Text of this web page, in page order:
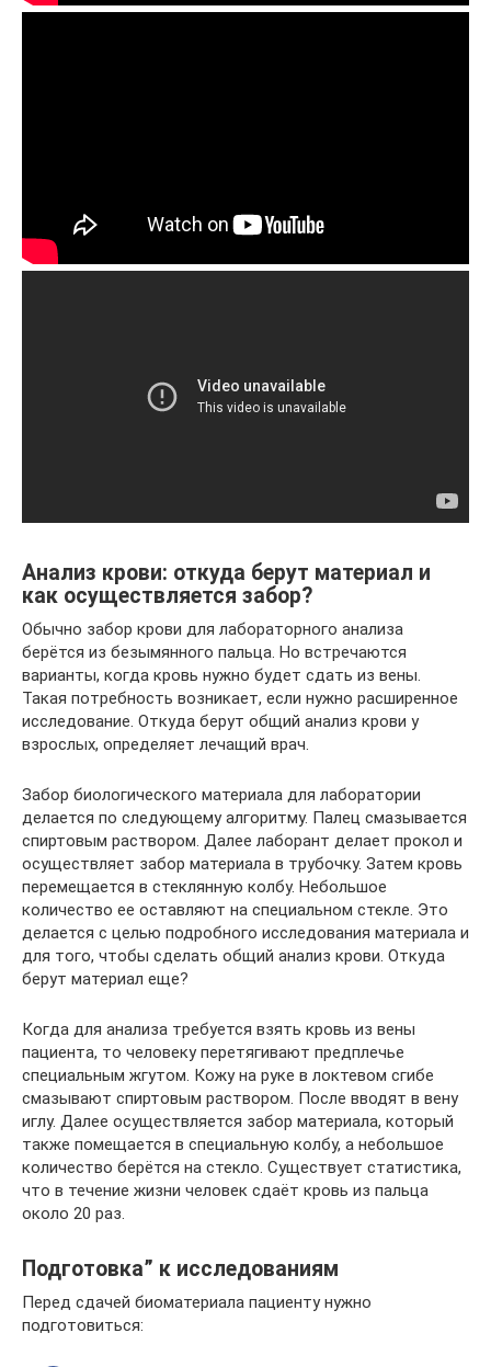
Анализ крови: откуда берут материал и
как осуществляется забор?
Обычно забор крови для лабораторного анализа
берётся из безымянного пальца. Но встречаются
варианты, когда кровь нужно будет сдать из вены.
Такая потребность возникает, если нужно расширенное
исследование. Откуда берут общий анализ крови у
взрослых, определяет лечащий врач.
Забор биологического материала для лаборатории
делается по следующему алгоритму. Палец смазывается
спиртовым раствором. Далее лаборант делает прокол и
осуществляет забор материала в трубочку. Затем кровь
перемещается в стеклянную колбу. Небольшое
количество ее оставляют на специальном стекле. Это
делается с целью подробного исследования материала и
для того, чтобы сделать общий анализ крови. Откуда
берут материал еще?
Когда для анализа требуется взять кровь из вены
пациента, то человеку перетягивают предплечье
специальным жгутом. Кожу на руке в локтевом сгибе
смазывают спиртовым раствором. После вводят в вену
иглу. Далее осуществляется забор материала, который
также помещается в специальную колбу, а небольшое
количество берётся на стекло. Существует статистика,
что в течение жизни человек сдаёт кровь из пальца
около 20 раз.
Подготовка” к исследованиям
Перед сдачей биоматериала пациенту нужно
подготовиться: